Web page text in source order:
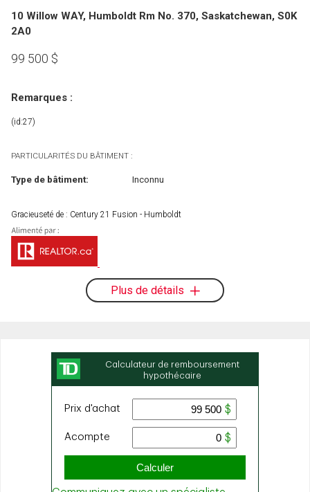
10 Willow WAY, Humboldt Rm No. 370, Saskatchewan, S0K
2A0
99 500 $
Remarques :
(id:27)
PARTICULARITÉS DU BÂTIMENT :
Type de bâtiment: Inconnu
Gracieuseté de : Century 21 Fusion - Humboldt
Plus de détails